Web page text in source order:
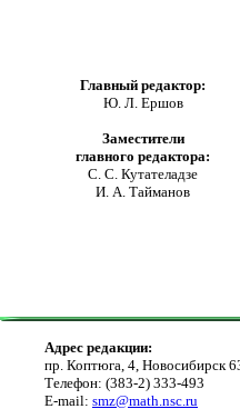
Главный редактор:
Ю. Л. Ершов
Заместители
главного редактора:
С. С. Кутателадзе
И. А. Тайманов
Адрес редакции:
пр. Коптюга, 4, Новосибирск
Телефон: (383-2) 333-493
E-mail: smz@math.nsc.ru